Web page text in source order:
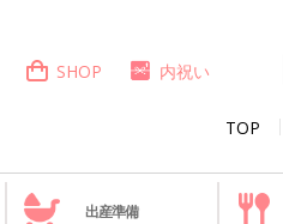
TOP
SHOP 内祝い
出産準備